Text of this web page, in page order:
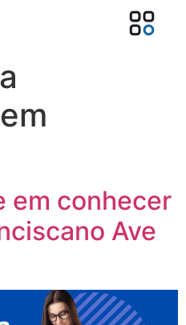
em conhecer
Ave